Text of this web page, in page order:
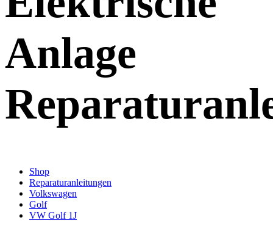
Anlage
Shop
Reparaturanleitungen
Volkswagen
Golf
VW Golf 1J